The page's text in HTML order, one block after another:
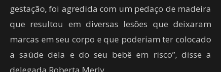
gestação, foi agredida com um pedaço de madeira
que resultou em diversas lesões que deixaram
marcas em seu corpo e que poderiam ter colocado
a saúde dela e do seu bebê em risco”, disse a
delegada Roberta Merly.